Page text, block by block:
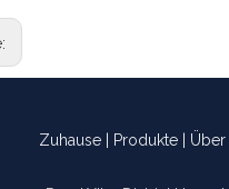
Zuhause Produkte Über